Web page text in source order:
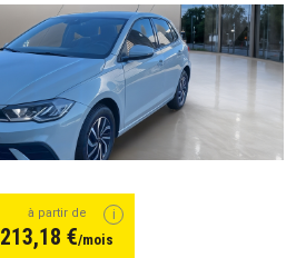
à partir de
213,18 €/mois